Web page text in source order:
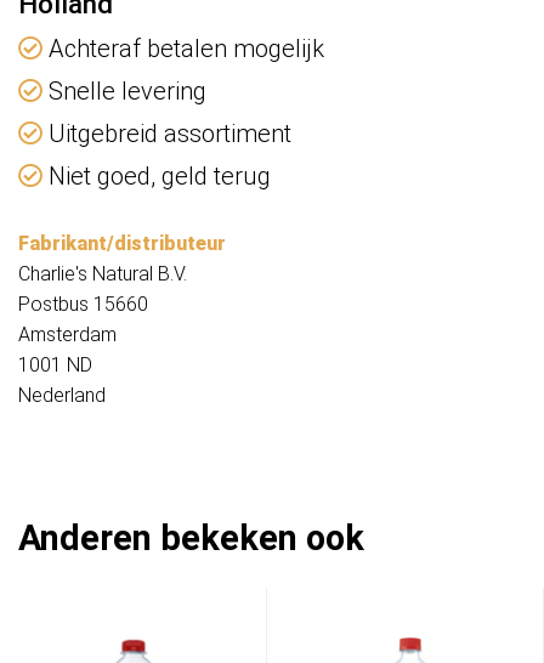
Achteraf betalen mogelijk
Snelle levering
Uitgebreid assortiment
Niet goed, geld terug
Fabrikant/distributeur
Charlie's Natural B.V.
Postbus 15660
Amsterdam
1001 ND
Nederland
Anderen bekeken ook